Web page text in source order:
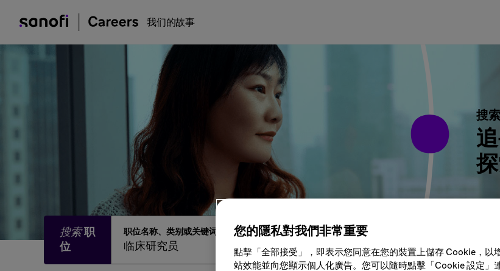
我们的故事
搜
职位名称、类别或关键词 您的隱私對我們非常重要
點擊「全部接受」，即表示您同意在您的裝置上儲存 Cookie，以
站效能並向您顯示個人化廣告。您可以隨時點擊「Cookie 設定」